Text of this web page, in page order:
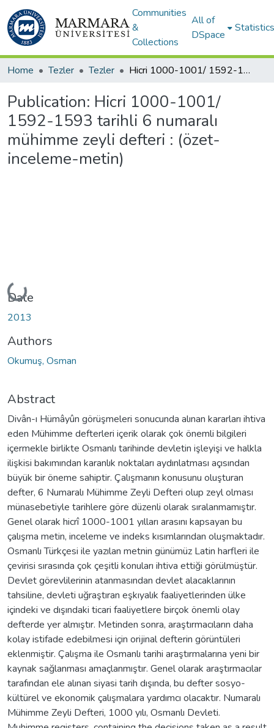
Communities
&
Collections
All of
DSpace
Statistics
Home Tezler Tezler Hicri 1000-1001/ 1592-1593 tarihli 6 numaralı mühimme zeyli defteri : (özet-inceleme-metin)
Publication: Hicri 1000-1001/
1592-1593 tarihli 6 numaralı
mühimme zeyli defteri : (özet-
inceleme-metin)
Loading...
Date
2013
Authors
Okumuş, Osman
Abstract
Divân-ı Hümâyûn görüşmeleri sonucunda alınan kararları ihtiva
eden Mühimme defterleri içerik olarak çok önemli bilgileri
içermekle birlikte Osmanlı tarihinde devletin işleyişi ve halkla
ilişkisi bakımından karanlık noktaları aydınlatması açısından
büyük bir öneme sahiptir. Çalışmanın konusunu oluşturan
defter, 6 Numaralı Mühimme Zeyli Defteri olup zeyl olması
münasebetiyle tarihlere göre düzenli olarak sıralanmamıştır.
Genel olarak hicrî 1000-1001 yılları arasını kapsayan bu
çalışma metin, inceleme ve indeks kısımlarından oluşmaktadır.
Osmanlı Türkçesi ile yazılan metnin günümüz Latin harfleri ile
çevirisi sırasında çok çeşitli konuları ihtiva ettiği görülmüştür.
Devlet görevlilerinin atanmasından devlet alacaklarının
tahsiline, devleti uğraştıran eşkıyalık faaliyetlerinden ülke
içindeki ve dışındaki ticari faaliyetlere birçok önemli olay
defterde yer almıştır. Metinden sonra, araştırmacıların daha
kolay istifade edebilmesi için orijinal defterin görüntüleri
eklenmiştir. Çalışma ile Osmanlı tarihi araştırmalarına yeni bir
kaynak sağlanması amaçlanmıştır. Genel olarak araştırmacılar
tarafından ele alınan siyasi tarih dışında, bu defter sosyo-
kültürel ve ekonomik çalışmalara yardımcı olacaktır. Numaralı
Mühimme Zeyli Defteri, 1000 yılı, Osmanlı Devleti.